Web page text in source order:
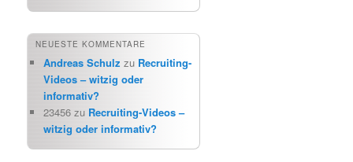
NEUESTE KOMMENTARE
Andreas Schulz zu Recruiting-
Videos – witzig oder
informativ?
23456 zu Recruiting-Videos –
witzig oder informativ?